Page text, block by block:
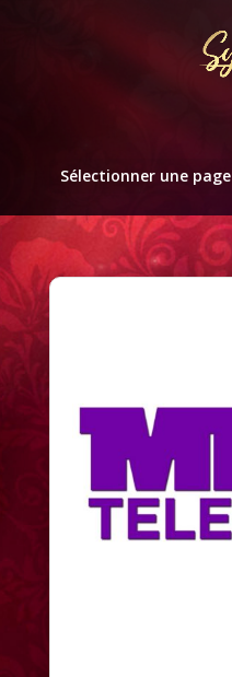
Sélectionner une page